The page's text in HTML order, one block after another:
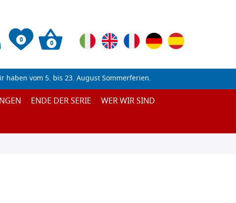
0 0
haben vom 5. bis 23. August Sommerferien.
ENDE DER SERIE
WER WIR SIND